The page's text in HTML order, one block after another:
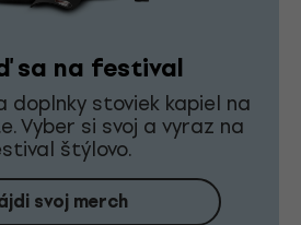
sa na festival
doplnky stoviek kapiel na
Vyber si svoj a vyraz na
štýlovo.
svoj merch